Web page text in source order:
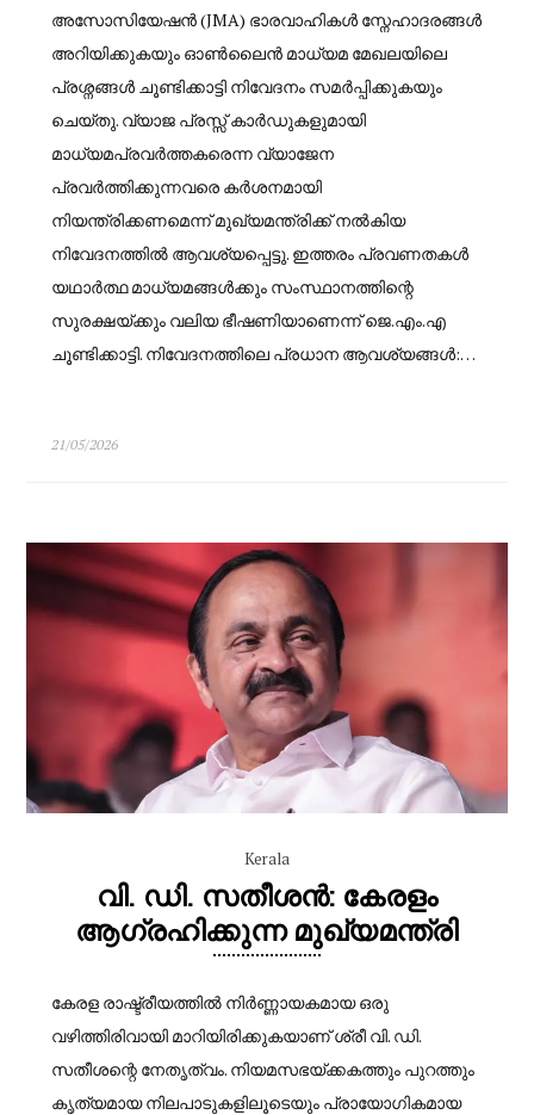
അസോസിയേഷൻ (JMA) ഭാരവാഹികൾ സ്നേഹാദരങ്ങൾ
അറിയിക്കുകയും ഓൺലൈൻ മാധ്യമ മേഖലയിലെ
പ്രശ്നങ്ങൾ ചൂണ്ടിക്കാട്ടി നിവേദനം സമർപ്പിക്കുകയും
ചെയ്തു. വ്യാജ പ്രസ്സ് കാർഡുകളുമായി
മാധ്യമപ്രവർത്തകരെന്ന വ്യാജേന
പ്രവർത്തിക്കുന്നവരെ കർശനമായി
നിയന്ത്രിക്കണമെന്ന് മുഖ്യമന്ത്രിക്ക് നൽകിയ
നിവേദനത്തിൽ ആവശ്യപ്പെട്ടു. ഇത്തരം പ്രവണതകൾ
യഥാർത്ഥ മാധ്യമങ്ങൾക്കും സംസ്ഥാനത്തിന്റെ
സുരക്ഷയ്ക്കും വലിയ ഭീഷണിയാണെന്ന് ജെ.എം.എ
ചൂണ്ടിക്കാട്ടി. നിവേദനത്തിലെ പ്രധാന ആവശ്യങ്ങൾ:…
21/05/2026
Kerala
വി. ഡി. സതീശൻ: കേരളം
ആഗ്രഹിക്കുന്ന മുഖ്യമന്ത്രി
കേരള രാഷ്ട്രീയത്തിൽ നിർണ്ണായകമായ ഒരു
വഴിത്തിരിവായി മാറിയിരിക്കുകയാണ് ശ്രീ വി. ഡി.
സതീശന്റെ നേതൃത്വം. നിയമസഭയ്ക്കകത്തും പുറത്തും
കൃത്യമായ നിലപാടുകളിലൂടെയും പ്രായോഗികമായ